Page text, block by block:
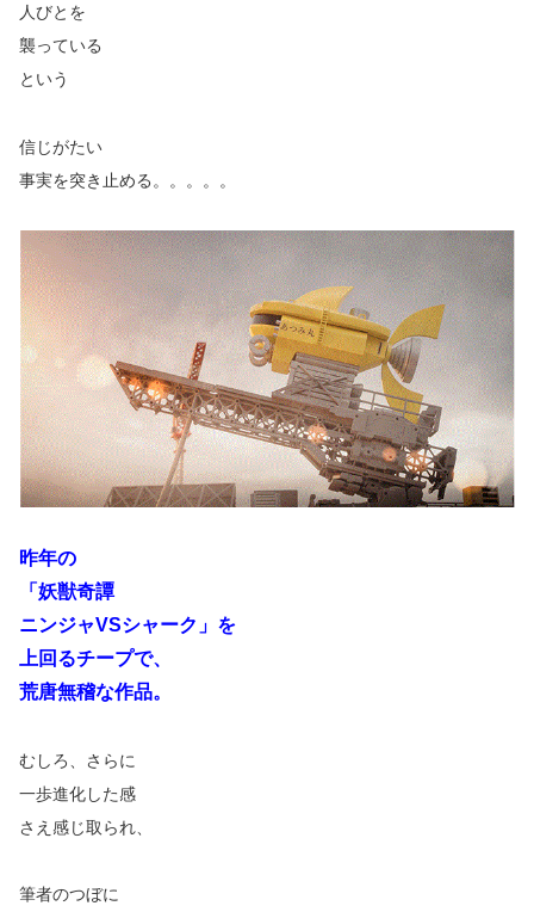
人びとを
襲っている
という
信じがたい
事実を突き止める。。。。。
昨年の
「妖獣奇譚
ニンジャVSシャーク」を
上回るチープで、
荒唐無稽な作品。
むしろ、さらに
一歩進化した感
さえ感じ取られ、
筆者のつぼに